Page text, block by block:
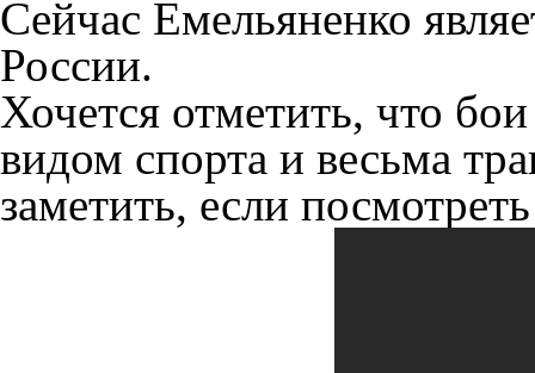
Сейчас Емельяненко
России.
Хочется отметить, что
видом спорта и весьма
заметить, если